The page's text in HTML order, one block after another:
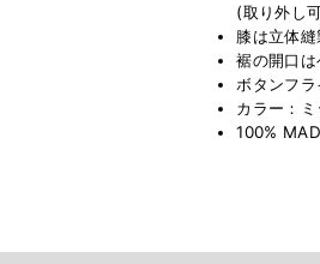
(取り外し
膝は立体縫
裾の開口
ボタンフ
カラー：
100%